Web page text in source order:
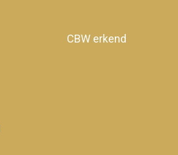
CBW erkend